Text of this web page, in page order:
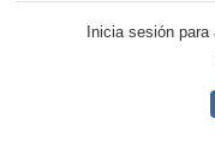
Inicia sesión